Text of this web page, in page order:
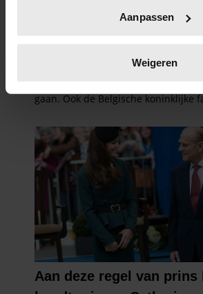
scannen op specifieke
verwerkt en stel uw voorkeuren in het
intrekken in de Cookieverklaring.
We gebruiken cookies om content en
personaliseren, om functies voor
en om ons websiteverkeer te
informatie over uw gebruik van onze
partners voor social media,
partners kunnen deze gegevens
informatie die u aan ze heeft verstrekt
verzameld op basis van uw gebruik
gaat akkoord met onze cookies als u
gebruiken.
Aanpassen
Weigeren